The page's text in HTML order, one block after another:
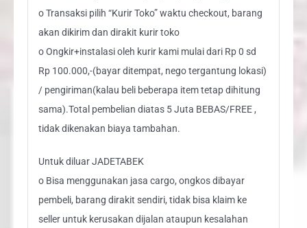
o Transaksi pilih “Kurir Toko” waktu checkout, barang
akan dikirim dan dirakit kurir toko
o Ongkir+instalasi oleh kurir kami mulai dari Rp 0 sd
Rp 100.000,-(bayar ditempat, nego tergantung lokasi)
/ pengiriman(kalau beli beberapa item tetap dihitung
sama).Total pembelian diatas 5 Juta BEBAS/FREE ,
tidak dikenakan biaya tambahan.
Untuk diluar JADETABEK
o Bisa menggunakan jasa cargo, ongkos dibayar
pembeli, barang dirakit sendiri, tidak bisa klaim ke
seller untuk kerusakan dijalan ataupun kesalahan